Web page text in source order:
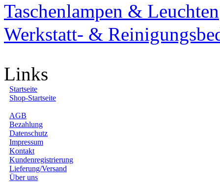
Taschenlampen & Leuchten
Werkstatt- &
Links
Startseite
Shop-Startseite
AGB
Bezahlung
Datenschutz
Impressum
Kontakt
Kundenregistrierung
Lieferung/Versand
Über uns